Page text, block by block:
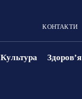
КОНТАКТИ
Культура Здоровʼя